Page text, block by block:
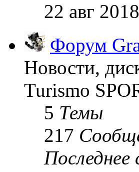
22 авг
Форум
Новости,
Turismo
5 Темы
217
Последнее